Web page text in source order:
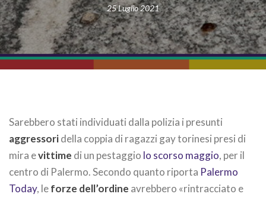
25 Luglio 2021
Sarebbero stati individuati dalla polizia i presunti
aggressoridella coppia di ragazzi gay torinesi presi di
mira evittime di un pestaggio lo scorso maggio, per il
centro di Palermo. Secondo quanto riporta Palermo
Today, leforze dell’ordine avrebbero «rintracciato e